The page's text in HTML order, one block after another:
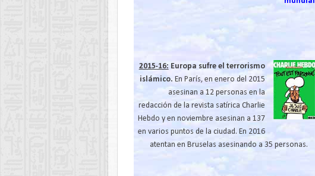
2015-16: Europa sufre el terrorismo
islámico. En París, en enero del 2015
asesinan a 12 personas en la
redacción de la revista satírica Charlie
Hebdo y en noviembre asesinan a 137
en varios puntos de la ciudad. En 2016
atentan en Bruselas asesinando a 35 personas.